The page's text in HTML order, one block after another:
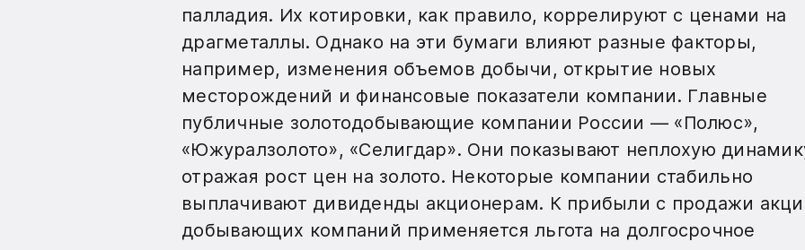
палладия. Их котировки, как правило, коррелируют с ценами на
драгметаллы. Однако на эти бумаги влияют разные факторы,
например, изменения объемов добычи, открытие новых
месторождений и финансовые показатели компании. Главные
публичные золотодобывающие компании России — «Полюс»,
«Южуралзолото», «Селигдар». Они показывают неплохую
отражая рост цен на золото. Некоторые компании стабильно
выплачивают дивиденды акционерам. К прибыли с продажи
добывающих компаний применяется льгота на долгосрочное